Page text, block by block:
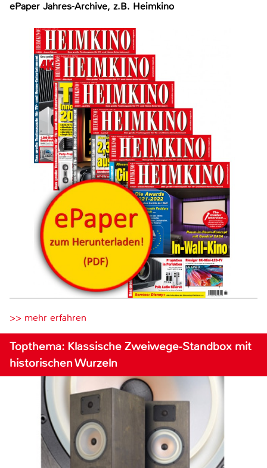
ePaper Jahres-Archive, z.B. Heimkino
>> mehr erfahren
Topthema: Klassische Zweiwege-Standbox mit
historischen Wurzeln